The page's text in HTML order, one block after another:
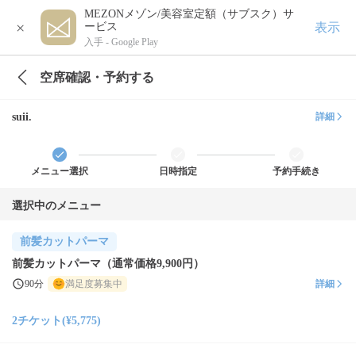
×
MEZONメゾン/美容室定額（サブスク）サ
ービス
入手 - Google Play
表示
空席確認・予約する
suii. 詳細
メニュー選択 日時指定 予約手続き
選択中のメニュー
前髪カットパーマ
前髪カットパーマ（通常価格9,900円）
90分 満足度募集中 詳細
2チケット(¥5,775)